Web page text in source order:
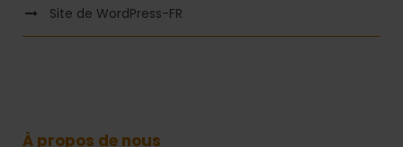
Site de WordPress-FR
À propos de nous